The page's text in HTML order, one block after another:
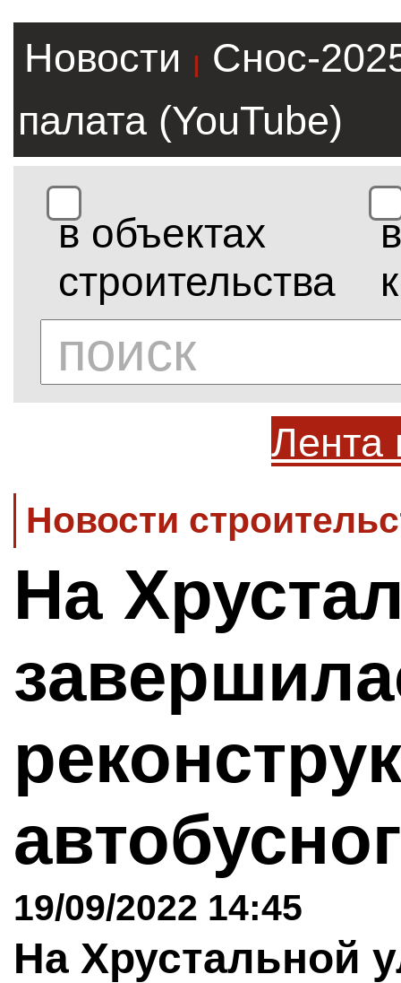
Новости |
Снос-
палата (YouTube)
в объектах
строительства
в
Лента
Новости
На
19/09/2022 14:45
На Хрустальной